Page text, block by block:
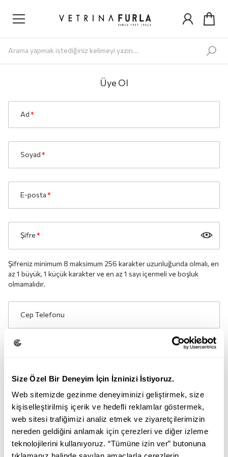
Size Özel Bir Deneyim İçin İzninizi İstiyoruz.
Web sitemizde gezinme deneyiminizi geliştirmek, size
kişiselleştirilmiş içerik ve hedefli reklamlar göstermek,
web sitesi trafiğimizi analiz etmek ve ziyaretçilerimizin
nereden geldiğini anlamak için çerezleri ve diğer izleme
teknolojilerini kullanıyoruz. “Tümüne izin ver” butonuna
Üye Ol
Ad*
Soyad*
E-posta*
Şifre*
Şifreniz minimum 8 maksimum 256 karakter uzunluğunda olmalı, en
az 1 büyük, 1 küçük karakter ve en az 1 sayı içermeli ve boşluk
olmamalıdır.
Cep Telefonu
Telefon numarası 05 ile başlamalı ve 11 haneli olmalı
Kadın Erkek
Kampanyalardan haberdar olmak için bildirim almak
istiyorum.